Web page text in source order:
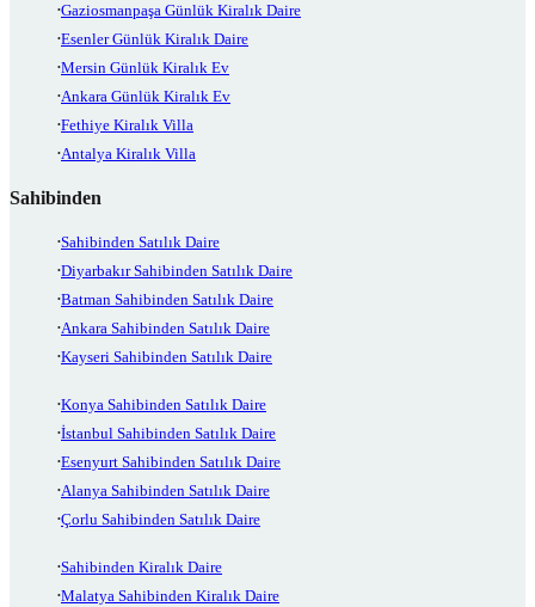
Gaziosmanpaşa Günlük Kiralık Daire
Esenler Günlük Kiralık Daire
Mersin Günlük Kiralık Ev
Ankara Günlük Kiralık Ev
Fethiye Kiralık Villa
Antalya Kiralık Villa
Sahibinden
Sahibinden Satılık Daire
Diyarbakır Sahibinden Satılık Daire
Batman Sahibinden Satılık Daire
Ankara Sahibinden Satılık Daire
Kayseri Sahibinden Satılık Daire
Konya Sahibinden Satılık Daire
İstanbul Sahibinden Satılık Daire
Esenyurt Sahibinden Satılık Daire
Alanya Sahibinden Satılık Daire
Çorlu Sahibinden Satılık Daire
Sahibinden Kiralık Daire
Malatya Sahibinden Kiralık Daire